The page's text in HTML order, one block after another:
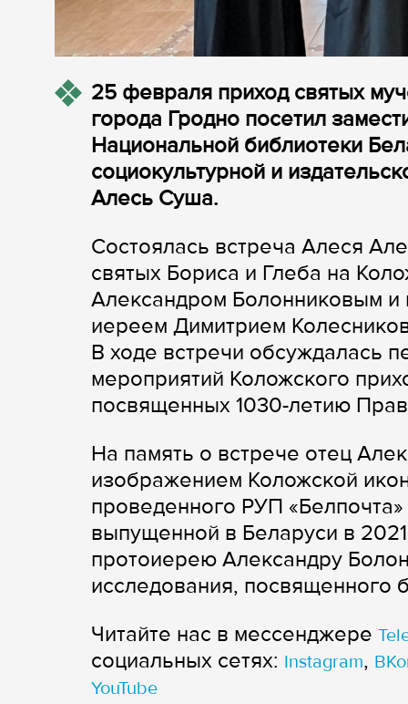
25 февраля приход святых
города Гродно посетил
Национальной библиотеки
социокультурной и
Алесь Суша.
Состоялась встреча Алеся
святых Бориса и Глеба на
Александром Болонниковым
иереем Димитрием
В ходе встречи обсуждалась
мероприятий Коложского
посвященных 1030-летию
На память о встрече отец
изображением Коложской
проведенного РУП
выпущенной в Беларуси в
протоиерею Александру
исследования, посвященного
Читайте нас в мессенджере
cоциальных сетях: Instagram,
YouTube